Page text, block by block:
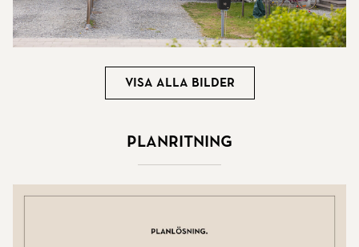
Visa alla bilder
Planritning